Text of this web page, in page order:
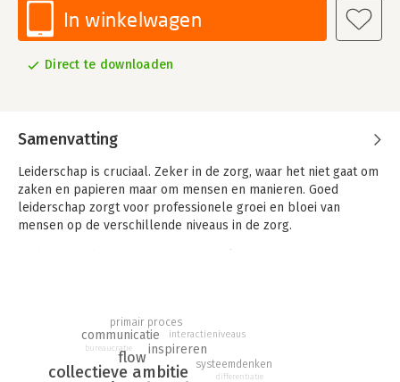
In winkelwagen
Direct te downloaden
Samenvatting
Leiderschap is cruciaal. Zeker in de zorg, waar het niet gaat om
zaken en papieren maar om mensen en manieren. Goed
leiderschap zorgt voor professionele groei en bloei van
mensen op de verschillende niveaus in de zorg.
leidinggevende, staan in dienst van het primaire proces: het
verlenen van uitstekende zorg. Het is nodig dat mensen zich op
alle niveaus afvragen wat zorgvragers beter worden van hun
collectieve ambitie
flowinspireren
communicatie
primair proces
systeemdenken
interactieniveaus
bureaucratie
differentiatie